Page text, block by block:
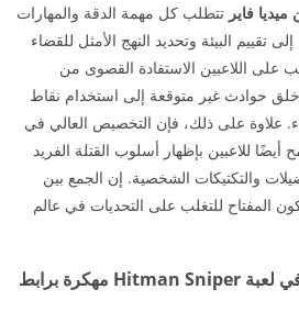
تتطلب كل مهمة الدقة والمهارات
تقييم البيئة وتحديد النهج الأمثل للقضاء
اللاعبين الاستفادة القصوى من
خلق حوادث غير متوقعة إلى استخدام نقاط
علاوة على ذلك، فإن التخصيص العالي في
أيضًا للاعبين بإظهار أسلوب القتلة الفريد
والتكتيكات الشخصية. إن الجمع بين
المفتاح للتغلب على التحديات في عالم
ترقية الأسلحة و المهمات في لعبة Hitman Sniper مهكرة برابط